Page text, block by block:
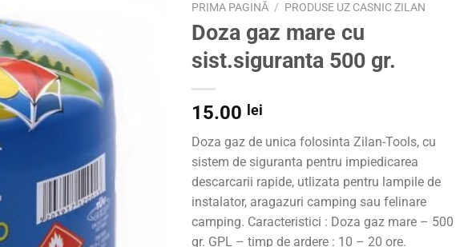
PRIMA PAGINĂ / PRODUSE UZ CASNIC ZILAN
Doza gaz mare cu
sist.siguranta 500 gr.
15.00 lei
Doza gaz de unica folosinta Zilan-Tools, cu
sistem de siguranta pentru impiedicarea
descarcarii rapide, utlizata pentru lampile de
instalator, aragazuri camping sau felinare
camping. Caracteristici : Doza gaz mare – 500
gr. GPL – timp de ardere : 10 – 20 ore.